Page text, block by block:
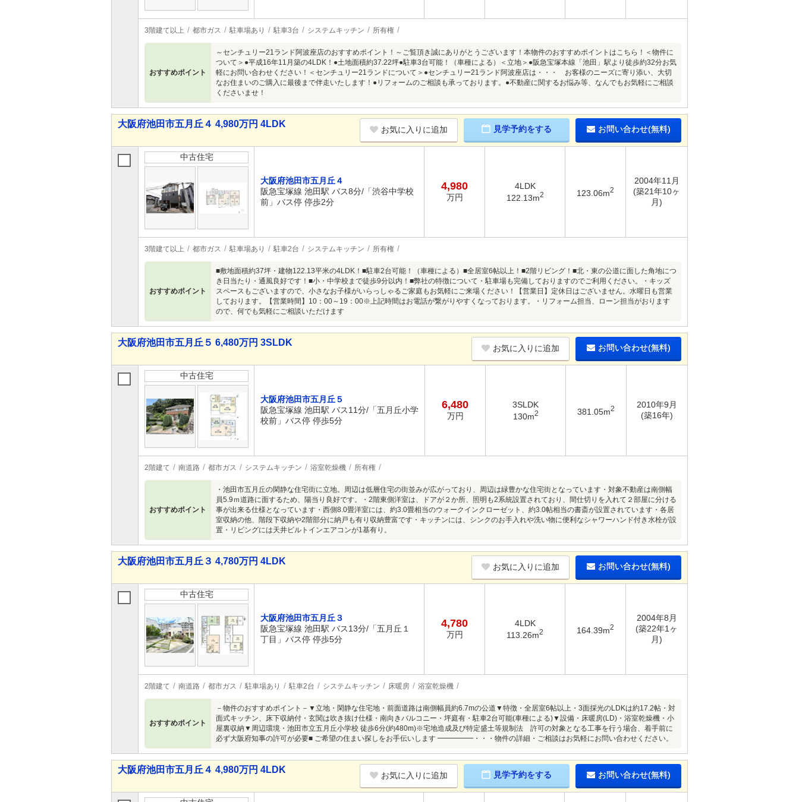
3階建て以上 都市ガス 駐車場あり 駐車3台 システムキッチン 所有権
おすすめポイント
～センチュリー21ランド阿波座店のおすすめポイント！～ご覧頂き誠にありがとうございます！本物件のおすすめポイントはこちら！＜物件に
ついて＞●平成16年11月築の4LDK！●土地面積約37.22坪●駐車3台可能！（車種による）＜立地＞●阪急宝塚本線「池田」駅より徒歩約32分お気
軽にお問い合わせください！＜センチュリー21ランドについて＞●センチュリー21ランド阿波座店は・・・ お客様のニーズに寄り添い、大切
なお住まいのご購入に最後まで伴走いたします！●リフォームのご相談も承っております。●不動産に関するお悩み等、なんでもお気軽にご相談
くださいませ！
大阪府池田市五月丘４ 4,980万円 4LDK
お気に入りに追加 見学予約をする お問い合わせ(無料)
中古住宅
大阪府池田市五月丘４
阪急宝塚線 池田駅 バス8分/「渋谷中学校
前」バス停 停歩2分
4,980
万円
4LDK
122.13m2 123.06m2
2004年11月
(築21年10ヶ
月)
3階建て以上 都市ガス 駐車場あり 駐車2台 システムキッチン 所有権
おすすめポイント
■敷地面積約37坪・建物122.13平米の4LDK！■駐車2台可能！（車種による）■全居室6帖以上！■2階リビング！■北・東の公道に面した角地につ
き日当たり・通風良好です！■小・中学校まで徒歩9分以内！■弊社の特徴について・駐車場も完備しておりますのでご利用ください。・キッズ
スペースもございますので、小さなお子様がいらっしゃるご家庭もお気軽にご来場ください！【営業日】定休日はございません。水曜日も営業
しております。【営業時間】10：00～19：00※上記時間はお電話が繋がりやすくなっております。・リフォーム担当、ローン担当がおります
ので、何でも気軽にご相談いただけます
大阪府池田市五月丘５ 6,480万円 3SLDK
お気に入りに追加 お問い合わせ(無料)
中古住宅
大阪府池田市五月丘５
阪急宝塚線 池田駅 バス11分/「五月丘小学
校前」バス停 停歩5分
6,480
万円
3SLDK
130m2 381.05m2
2010年9月
(築16年)
2階建て 南道路 都市ガス システムキッチン 浴室乾燥機 所有権
おすすめポイント
・池田市五月丘の閑静な住宅街に立地。周辺は低層住宅の街並みが広がっており、周辺は緑豊かな住宅街となっています・対象不動産は南側幅
員5.9ｍ道路に面するため、陽当り良好です。・2階東側洋室は、ドアが２か所、照明も2系統設置されており、間仕切りを入れて２部屋に分ける
事が出来る仕様となっています・西側8.0畳洋室には、約3.0畳相当のウォークインクローゼット、約3.0帖相当の書斎が設置されています・各居
室収納の他、階段下収納や2階部分に納戸も有り収納豊富です・キッチンには、シンクのお手入れや洗い物に便利なシャワーハンド付き水栓が設
置・リビングには天井ビルトインエアコンが1基有り。
大阪府池田市五月丘３ 4,780万円 4LDK
お気に入りに追加 お問い合わせ(無料)
中古住宅
大阪府池田市五月丘３
阪急宝塚線 池田駅 バス13分/「五月丘１
丁目」バス停 停歩5分
4,780
万円
4LDK
113.26m2 164.39m2
2004年8月
(築22年1ヶ
月)
2階建て 南道路 都市ガス 駐車場あり 駐車2台 システムキッチン 床暖房 浴室乾燥機
おすすめポイント
－物件のおすすめポイント－▼立地・閑静な住宅地・前面道路は南側幅員約6.7mの公道▼特徴・全居室6帖以上・3面採光のLDKは約17.2帖・対
面式キッチン、床下収納付・玄関は吹き抜け仕様・南向きバルコニー・坪庭有・駐車2台可能(車種による)▼設備・床暖房(LD)・浴室乾燥機・小
屋裏収納▼周辺環境・池田市立五月丘小学校 徒歩6分(約480m)※宅地造成及び特定盛土等規制法 許可の対象となる工事を行う場合、着手前に
必ず大阪府知事の許可が必要■ ご希望の住まい探しをお手伝いします ━━━━━・・・物件の詳細・ご相談はお気軽にお問い合わせください。
大阪府池田市五月丘４ 4,980万円 4LDK
お気に入りに追加 見学予約をする お問い合わせ(無料)